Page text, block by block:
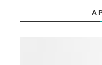
A